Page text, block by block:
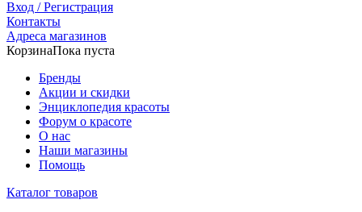
Вход / Регистрация
Контакты
Адреса магазинов
КорзинаПока пуста
Бренды
Акции и скидки
Энциклопедия красоты
Форум о красоте
О нас
Наши магазины
Помощь
Каталог товаров